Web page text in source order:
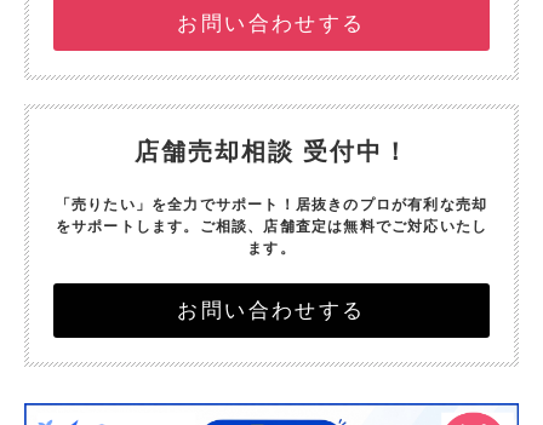
お問い合わせする
店舗売却相談 受付中！
「売りたい」を全力でサポート！ 居抜きのプロが有利な売却
をサポートします。 ご相談、店舗査定は無料でご対応いたし
ます。
お問い合わせする